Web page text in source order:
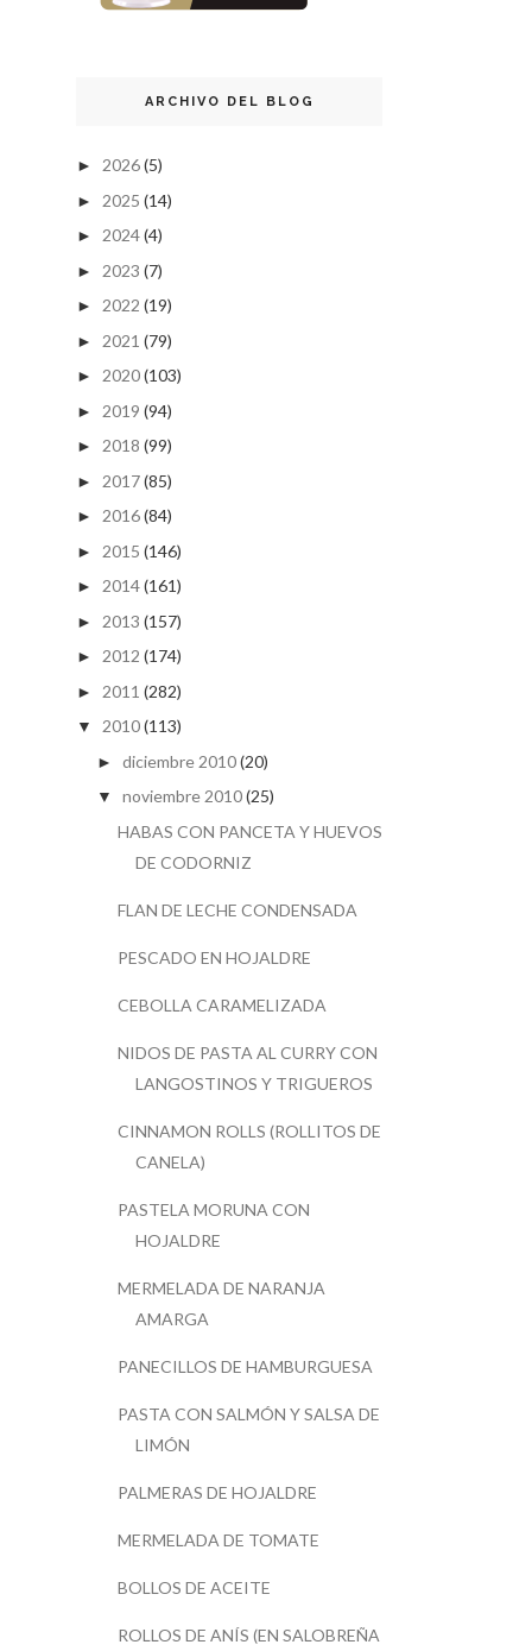
ARCHIVO DEL BLOG
► 2026(5)
► 2025 (14)
► 2024(4)
► 2023 (7)
► 2022 (19)
► 2021 (79)
► 2020(103)
► 2019 (94)
► 2018 (99)
► 2017(85)
► 2016(84)
► 2015 (146)
► 2014(161)
► 2013 (157)
► 2012 (174)
► 2011 (282)
▼ 2010(113)
► diciembre 2010(20)
▼ noviembre 2010(25)
HABAS CON PANCETA Y HUEVOS
DE CODORNIZ
FLAN DE LECHE CONDENSADA
PESCADO EN HOJALDRE
CEBOLLA CARAMELIZADA
NIDOS DE PASTA AL CURRY CON
LANGOSTINOS Y TRIGUEROS
CINNAMON ROLLS (ROLLITOS DE
CANELA)
PASTELA MORUNA CON
HOJALDRE
MERMELADA DE NARANJA
AMARGA
PANECILLOS DE HAMBURGUESA
PASTA CON SALMÓN Y SALSA DE
LIMÓN
PALMERAS DE HOJALDRE
MERMELADA DE TOMATE
BOLLOS DE ACEITE
ROLLOS DE ANÍS (EN SALOBREÑA